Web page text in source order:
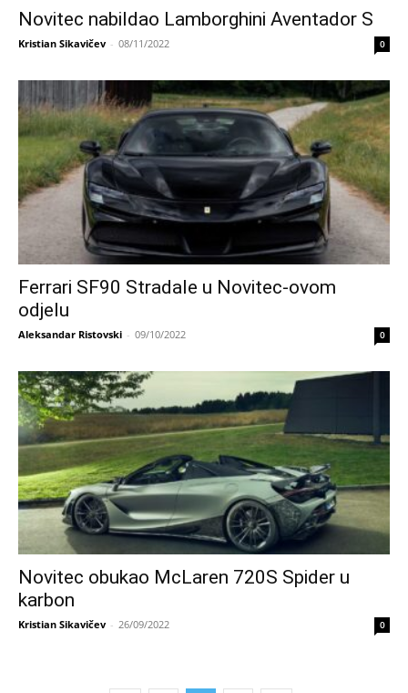
Novitec nabildao Lamborghini Aventador S
Kristian Sikavičev - 08/11/2022 0
Ferrari SF90 Stradale u Novitec-ovom
odjelu
Aleksandar Ristovski - 09/10/2022 0
Novitec obukao McLaren 720S Spider u
karbon
Kristian Sikavičev - 26/09/2022 0